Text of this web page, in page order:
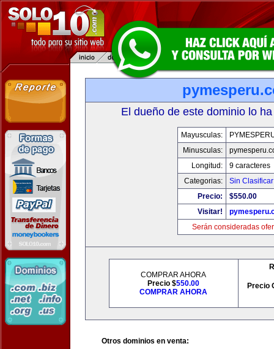
El dueño de este dominio lo
Mayusculas:
Minusculas:
Longitud:
9 caracteres
Categorias:
Sin Clasificar
Precio:
$550.00
Visitar!
Serán consideradas
COMPRAR AHORA
Precio $550.00
COMPRAR AHORA
Precio
Otros dominios en venta: